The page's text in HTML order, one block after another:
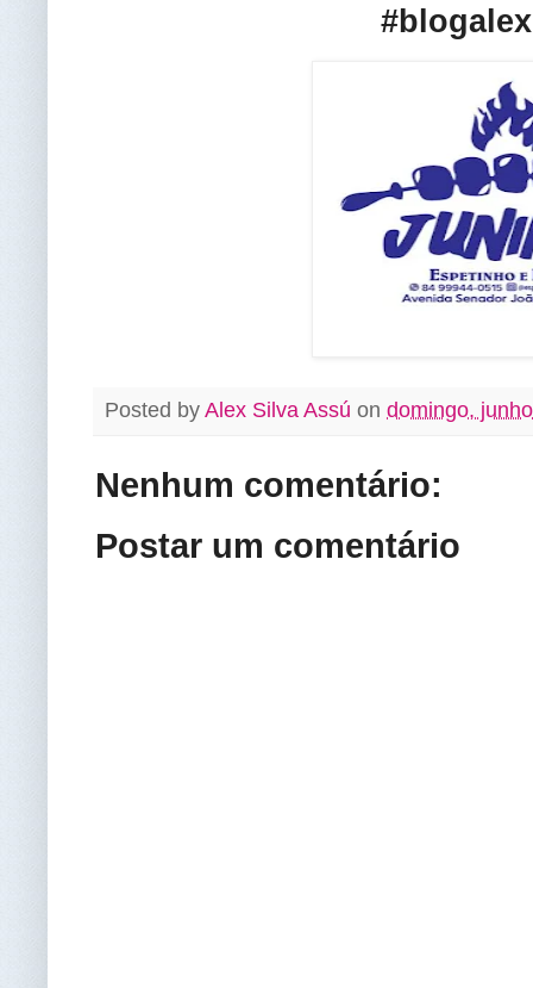
Posted by Alex Silva Assú on domingo,
Nenhum comentário:
Postar um comentário